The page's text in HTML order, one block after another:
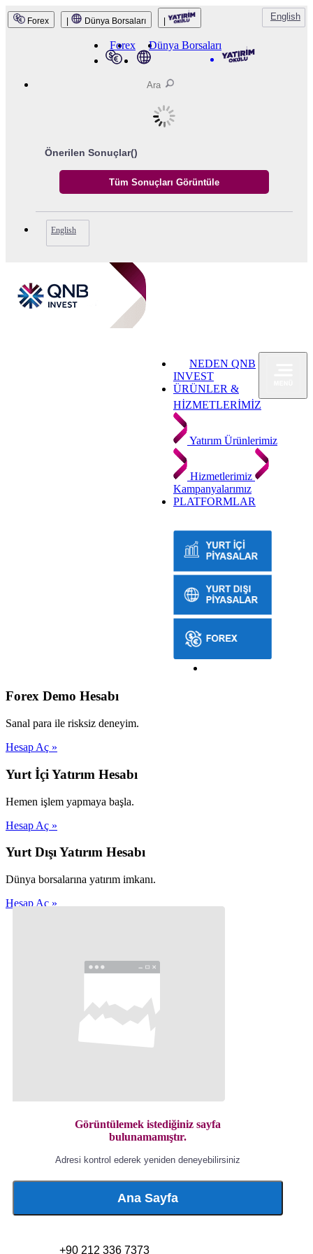
QNB Invest
Forex Dünya Borsaları English
Forex Dünya Borsaları
Önerilen Sonuçlar()
English
NEDEN QNB
INVEST
ÜRÜNLER &
HİZMETLERİMİZ
Yatırım Ürünlerimiz
Hizmetlerimiz
Kampanyalarımız
PLATFORMLAR
Forex Demo Hesabı
Sanal para ile risksiz deneyim.
Hesap Aç »
Yurt İçi Yatırım Hesabı
Hemen işlem yapmaya başla.
Hesap Aç »
Yurt Dışı Yatırım Hesabı
Dünya borsalarına yatırım imkanı.
Hesap Aç »
Görüntülemek istediğiniz sayfa
bulunamamıştır.
Adresi kontrol ederek yeniden deneyebilirsiniz
Ana Sayfa
+90 212 336 7373